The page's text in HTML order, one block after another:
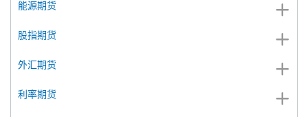
能源期货
股指期货
外汇期货
利率期货